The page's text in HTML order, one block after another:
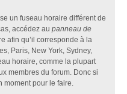
un fuseau horaire différent de
accédez au panneau de
afin qu’il corresponde à la
Paris, New York, Sydney,
horaire, comme la plupart
membres du forum. Donc si
moment pour le faire.